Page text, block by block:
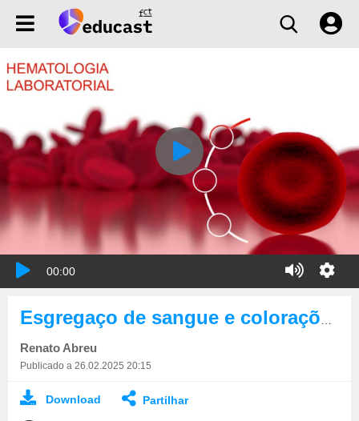
00:00
Renato Abreu
Publicado a 26.02.2025 20:15
Download Partilhar